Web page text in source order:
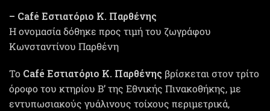
– Café Εστιατόριο Κ. Παρθένης
H ονομασία δόθηκε προς τιμή του ζωγράφου
Κωνσταντίνου Παρθένη
Το Café Εστιατόριο Κ. Παρθένης βρίσκεται στον τρίτο
όροφο του κτηρίου Β’ της Εθνικής Πινακοθήκης, με
εντυπωσιακούς γυάλινους τοίχους περιμετρικά,